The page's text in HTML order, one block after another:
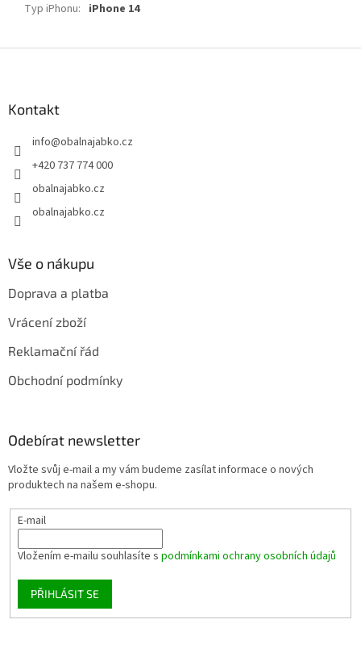
Typ iPhonu: iPhone 14
Kontakt
info@obalnajabko.cz
+420 737 774 000
obalnajabko.cz
obalnajabko.cz
Vše o nákupu
Doprava a platba
Vrácení zboží
Reklamační řád
Obchodní podmínky
Odebírat newsletter
Vložte svůj e-mail a my vám budeme zasílat informace o nových
produktech na našem e-shopu.
E-mail
Vložením e-mailu souhlasíte s podmínkami ochrany osobních údajů
PŘIHLÁSIT SE